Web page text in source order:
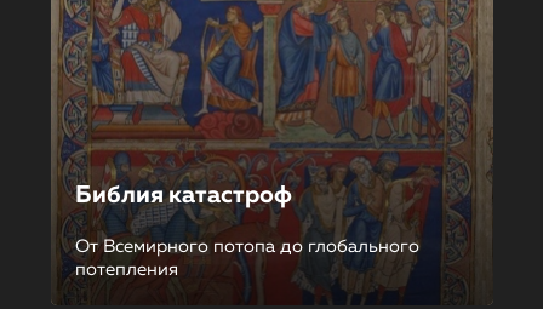
Библия катастроф
От Всемирного потопа до глобального
потепления